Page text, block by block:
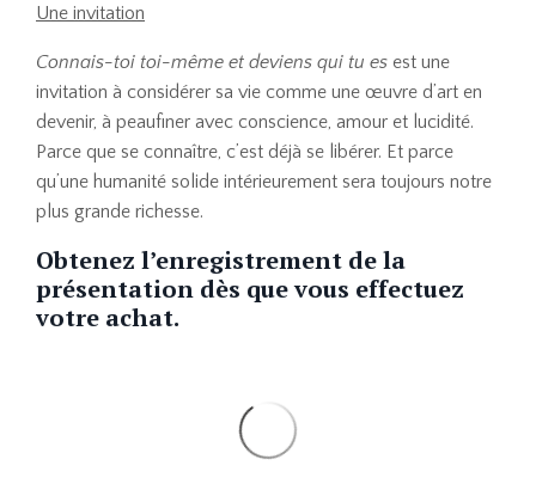
Une invitation
Connais-toi toi-même et deviens qui tu es est une
invitation à considérer sa vie comme une œuvre d’art en
devenir, à peaufiner avec conscience, amour et lucidité.
Parce que se connaître, c’est déjà se libérer. Et parce
qu’une humanité solide intérieurement sera toujours notre
plus grande richesse.
Obtenez l’enregistrement de la
présentation dès que vous effectuez
votre achat.